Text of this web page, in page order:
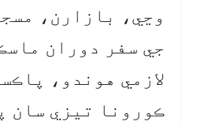
وڃي، بازارن،
جي سفر دوران
لازمي هوندو،
ڪورونا تيزي سان